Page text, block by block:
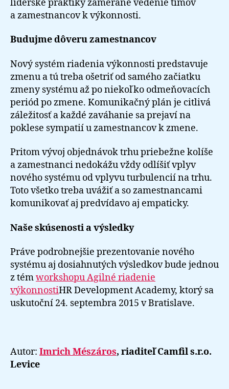
líderské praktiky zamerané vedenie tímov
a zamestnancov k výkonnosti.
Budujme dôveru zamestnancov
Nový systém riadenia výkonnosti predstavuje
zmenu a tú treba ošetriť od samého začiatku
zmeny systému až po niekoľko odmeňovacích
periód po zmene. Komunikačný plán je citlivá
záležitosť a každé zaváhanie sa prejaví na
poklese sympatií u zamestnancov k zmene.
Pritom vývoj objednávok trhu priebežne kolíše
a zamestnanci nedokážu vždy odlíšiť vplyv
nového systému od vplyvu turbulencií na trhu.
Toto všetko treba uvážiť a so zamestnancami
komunikovať aj predvídavo aj empaticky.
Naše skúsenosti a výsledky
Práve podrobnejšie prezentovanie nového
systému aj dosiahnutých výsledkov bude jednou
z témworkshopu Agilné riadenie
výkonnostiHR Development Academy, ktorý sa
uskutoční 24. septembra 2015 v Bratislave.
Autor: Imrich Mészáros, riaditeľ Camfil s.r.o.
Levice